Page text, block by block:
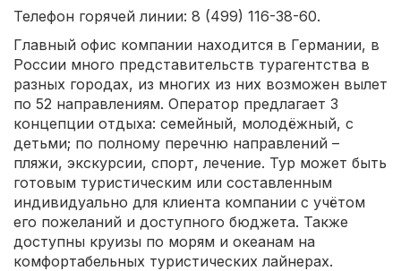
Телефон горячей линии: 8 (499) 116-38-60.
Главный офис компании находится в Германии, в
России много представительств турагентства в
разных городах, из многих из них возможен вылет
по 52 направлениям. Оператор предлагает 3
концепции отдыха: семейный, молодёжный, с
детьми; по полному перечню направлений –
пляжи, экскурсии, спорт, лечение. Тур может быть
готовым туристическим или составленным
индивидуально для клиента компании с учётом
его пожеланий и доступного бюджета. Также
доступны круизы по морям и океанам на
комфортабельных туристических лайнерах.